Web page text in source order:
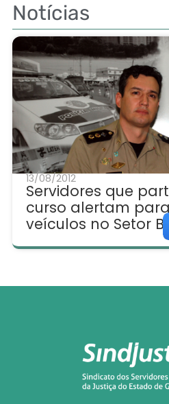
Notícias
13/08/2012
Servidores que
curso alertam
veículos no Setor